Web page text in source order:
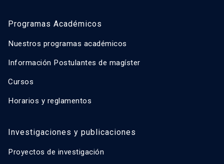
Programas Académicos
Nuestros programas académicos
Información Postulantes de magíster
Cursos
Horarios y reglamentos
Investigaciones y publicaciones
Proyectos de investigación